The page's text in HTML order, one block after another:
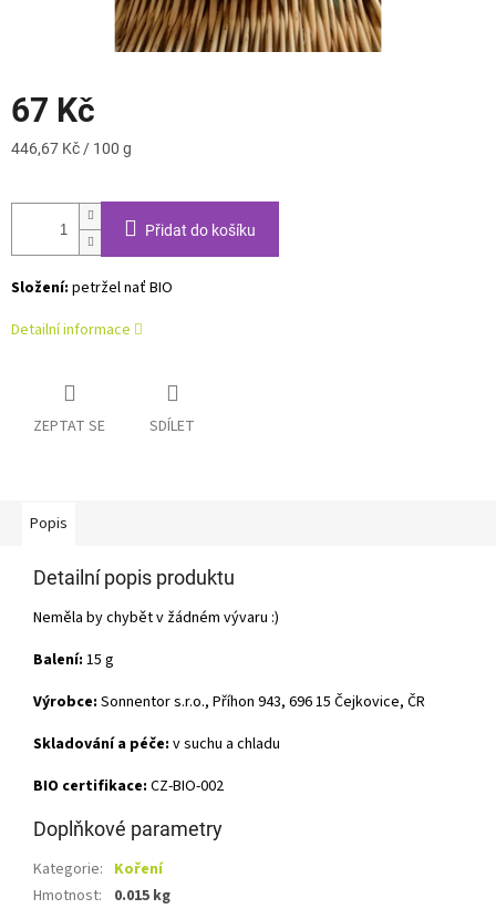
67 Kč
Měrná
446,67 Kč / 100 g
Přidat do košíku
Složení: petržel nať BIO
Detailní informace
ZEPTAT SE SDÍLET
Popis
Detailní popis produktu
Neměla by chybět v žádném vývaru :)
Balení: 15 g
Výrobce: Sonnentor s.r.o., Příhon 943, 696 15 Čejkovice, ČR
Skladování a péče: v suchu a chladu
BIO certifikace: CZ-BIO-002
Doplňkové parametry
Kategorie: Koření
Hmotnost: 0.015 kg